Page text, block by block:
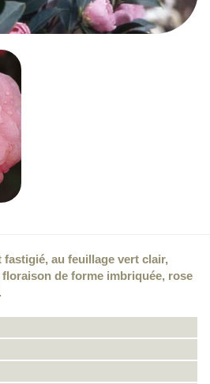
au feuillage vert clair,
de forme imbriquée, rose